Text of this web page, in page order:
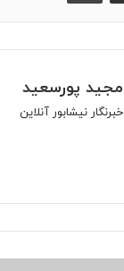
مجید پورسعید
خبرنگار نیشابور آنلاین